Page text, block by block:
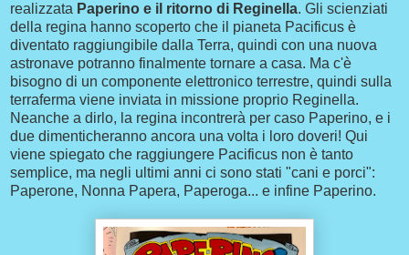
realizzata Paperino e il ritorno di Reginella. Gli scienziati
della regina hanno scoperto che il pianeta Pacificus è
diventato raggiungibile dalla Terra, quindi con una nuova
astronave potranno finalmente tornare a casa. Ma c'è
bisogno di un componente elettronico terrestre, quindi sulla
terraferma viene inviata in missione proprio Reginella.
Neanche a dirlo, la regina incontrerà per caso Paperino, e i
due dimenticheranno ancora una volta i loro doveri! Qui
viene spiegato che raggiungere Pacificus non è tanto
semplice, ma negli ultimi anni ci sono stati "cani e porci":
Paperone, Nonna Papera, Paperoga... e infine Paperino.